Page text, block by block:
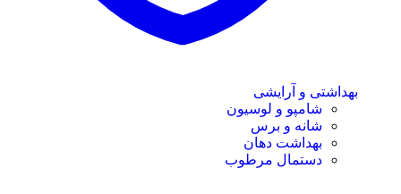
بهداشتی و آرایشی
شامپو و لوسیون
شانه و برس
بهداشت دهان
دستمال مرطوب